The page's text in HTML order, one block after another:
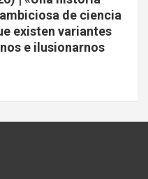
de ciencia
existen variantes
e ilusionarnos